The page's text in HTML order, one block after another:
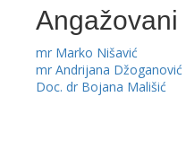
Angažovani
mr Marko Nišavić
mr Andrijana Džoganović
Doc. dr Bojana Mališić